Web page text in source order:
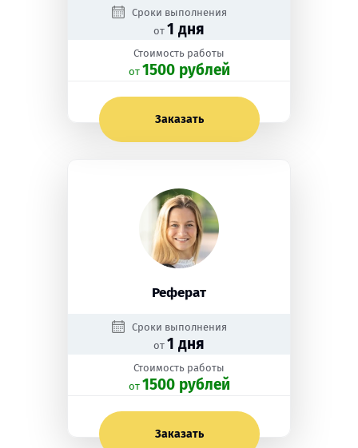
Сроки выполнения
от 1 дня
Стоимость работы
oт 1500 рублей
Заказать
Реферат
Сроки выполнения
от 1 дня
Стоимость работы
oт 1500 рублей
Заказать